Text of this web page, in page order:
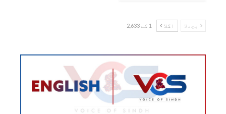
پچھلا اگلا 1 کے 2,633